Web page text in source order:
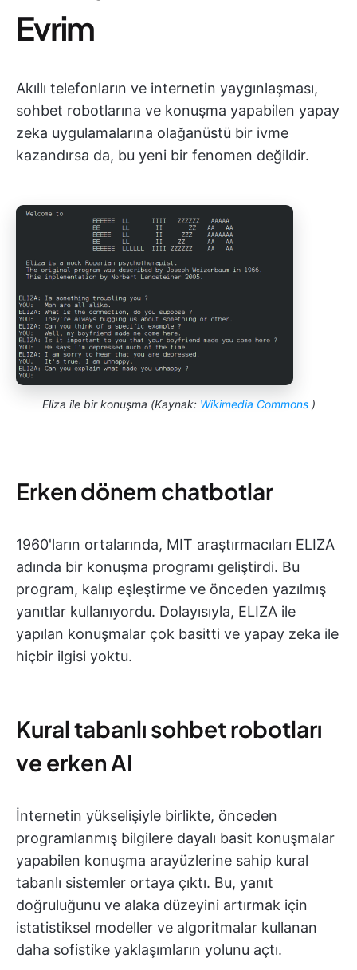
Evrim
Akıllı telefonların ve internetin yaygınlaşması,
sohbet robotlarına ve konuşma yapabilen yapay
zeka uygulamalarına olağanüstü bir ivme
kazandırsa da, bu yeni bir fenomen değildir.
Eliza ile bir konuşma (Kaynak: Wikimedia Commons )
Erken dönem chatbotlar
1960'ların ortalarında, MIT araştırmacıları ELIZA
adında bir konuşma programı geliştirdi. Bu
program, kalıp eşleştirme ve önceden yazılmış
yanıtlar kullanıyordu. Dolayısıyla, ELIZA ile
yapılan konuşmalar çok basitti ve yapay zeka ile
hiçbir ilgisi yoktu.
Kural tabanlı sohbet robotları
ve erken AI
İnternetin yükselişiyle birlikte, önceden
programlanmış bilgilere dayalı basit konuşmalar
yapabilen konuşma arayüzlerine sahip kural
tabanlı sistemler ortaya çıktı. Bu, yanıt
doğruluğunu ve alaka düzeyini artırmak için
istatistiksel modeller ve algoritmalar kullanan
daha sofistike yaklaşımların yolunu açtı.